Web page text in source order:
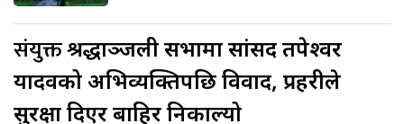
संयुक्तश्रद्धाञ्जली सभामा सांसद तपेश्वर
यादवको अभिव्यक्तिपछि विवाद, प्रहरीले
सुरक्षा दिएर बाहिर निकाल्यो